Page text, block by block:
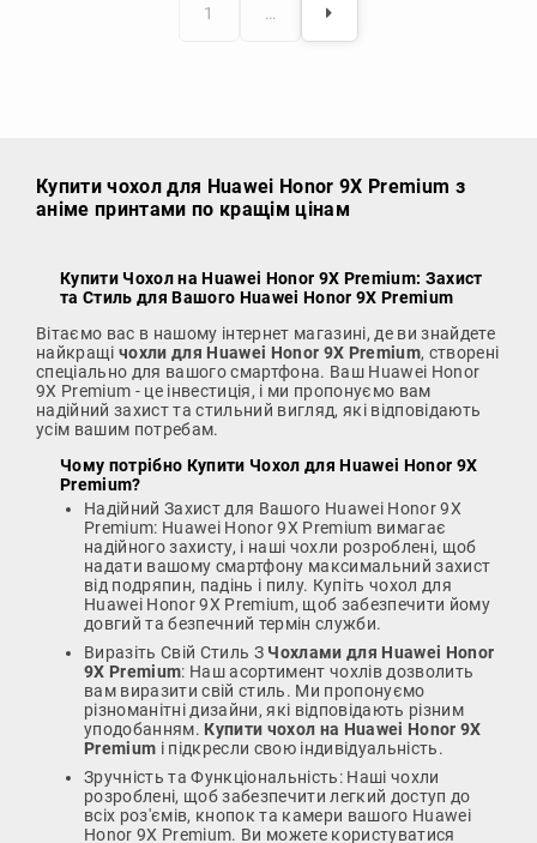
1 …
Купити чохол для Huawei Honor 9X Premium з
аніме принтами по кращім цінам
Купити Чохол на Huawei Honor 9X Premium: Захист
та Стиль для Вашого Huawei Honor 9X Premium
Вітаємо вас в нашому інтернет магазині, де ви знайдете
найкращі чохли для Huawei Honor 9X Premium, створені
спеціально для вашого смартфона. Ваш Huawei Honor
9X Premium - це інвестиція, і ми пропонуємо вам
надійний захист та стильний вигляд, які відповідають
усім вашим потребам.
Чому потрібно Купити Чохол для Huawei Honor 9X
Premium?
Надійний Захист для Вашого Huawei Honor 9X
Premium: Huawei Honor 9X Premium вимагає
надійного захисту, і наші чохли розроблені, щоб
надати вашому смартфону максимальний захист
від подряпин, падінь і пилу. Купіть чохол для
Huawei Honor 9X Premium, щоб забезпечити йому
довгий та безпечний термін служби.
Виразіть Свій Стиль З Чохлами для Huawei Honor
9X Premium: Наш асортимент чохлів дозволить
вам виразити свій стиль. Ми пропонуємо
різноманітні дизайни, які відповідають різним
уподобанням. Купити чохол на Huawei Honor 9X
Premium і підкресли свою індивідуальність.
Зручність та Функціональність: Наші чохли
розроблені, щоб забезпечити легкий доступ до
всіх роз'ємів, кнопок та камери вашого Huawei
Honor 9X Premium. Ви можете користуватися